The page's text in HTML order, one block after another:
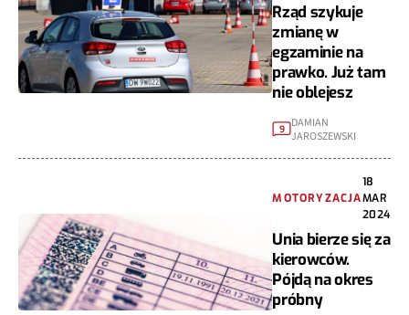
Rząd szykuje
zmianę w
egzaminie na
prawko. Już tam
nie oblejesz
9
DAMIAN
JAROSZEWSKI
MOTORYZACJA
18
MAR
2024
Unia bierze się za
kierowców.
Pójdą na okres
próbny